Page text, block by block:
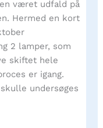
været udfald på
Hermed en kort
2 lamper, som
skiftet hele
er igang.
undersøges